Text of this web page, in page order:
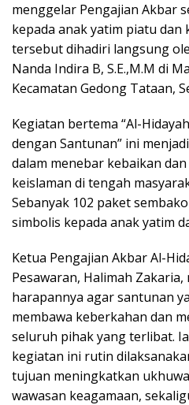
menggelar Pengajian Akbar
kepada anak yatim piatu dan
tersebut dihadiri langsung
Nanda Indira B, S.E.,M.M di
Kecamatan Gedong Tataan,
Kegiatan bertema “Al-
dengan Santunan” ini
dalam menebar kebaikan
keislaman di tengah
Sebanyak 102 paket
simbolis kepada anak yatim
Ketua Pengajian Akbar Al-
Pesawaran, Halimah
harapannya agar santunan
membawa keberkahan dan
seluruh pihak yang terlibat.
kegiatan ini rutin
tujuan meningkatkan
wawasan keagamaan,